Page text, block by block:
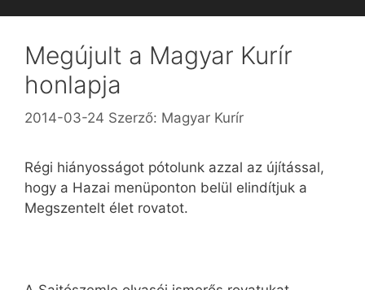
Megújult a Magyar Kurír
honlapja
2014-03-24 Szerző: Magyar Kurír
Régi hiányosságot pótolunk azzal az újítással,
hogy a Hazai menüponton belül elindítjuk a
Megszentelt élet rovatot.